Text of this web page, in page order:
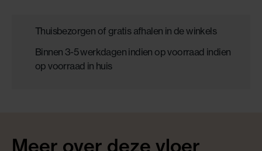
Thuisbezorgen of gratis afhalen in de winkels
Binnen 3-5 werkdagen indien op voorraad indien
op voorraad in huis
Meer over deze vloer